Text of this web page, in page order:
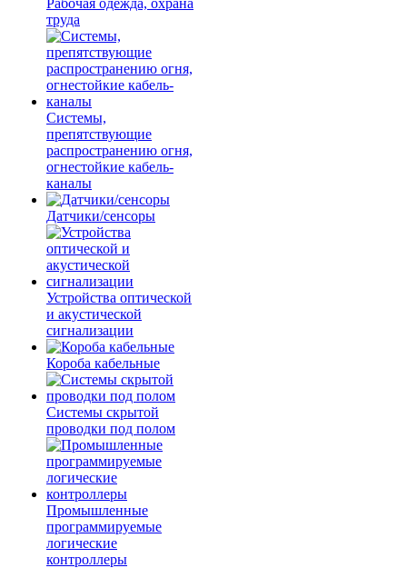
Рабочая одежда, охрана
труда
Системы,
препятствующие
распространению огня,
огнестойкие кабель-
каналы
Датчики/сенсоры
Устройства оптической
и акустической
сигнализации
Короба кабельные
Системы скрытой
проводки под полом
Промышленные
программируемые
логические
контроллеры